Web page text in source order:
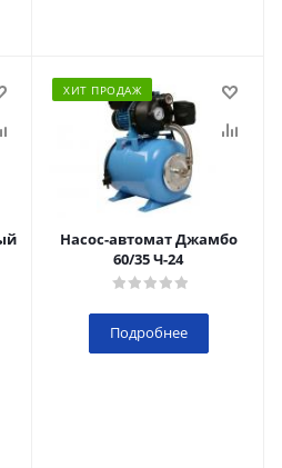
ХИТ ПРОДАЖ
Насос-автомат Джамбо
60/35 Ч-24
Подробнее